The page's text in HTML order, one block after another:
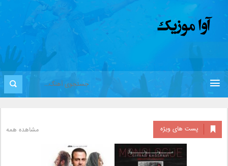
پست های ویژه مشاهده همه